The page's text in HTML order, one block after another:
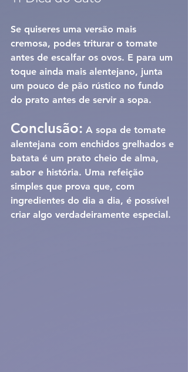
Se quiseres uma versão mais
cremosa, podes triturar o tomate
antes de escalfar os ovos. E para um
toque ainda mais alentejano, junta
um pouco de pão rústico no fundo
do prato antes de servir a sopa.
Conclusão: A sopa de tomate
alentejana com enchidos grelhados e
batata é um prato cheio de alma,
sabor e história. Uma refeição
simples que prova que, com
ingredientes do dia a dia, é possível
criar algo verdadeiramente especial.